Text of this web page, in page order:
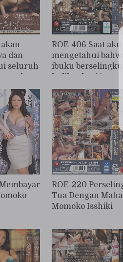
dan
seluruh
ROE-406 Saat aku
mengetahui
ibuku
kulihat hari itu
menjadi "pecinta
hidup - Momoko
ROE-220
Tua Dengan
Momoko Isshiki